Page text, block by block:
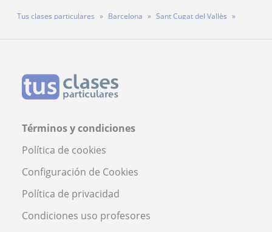
Tus clases particulares Barcelona
Sant Cugat del Vallès
Términos y condiciones
Política de cookies
Configuración de Cookies
Política de privacidad
Condiciones uso profesores